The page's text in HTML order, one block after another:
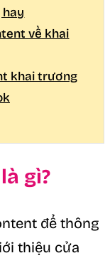
về khai
khai trương
gì?
để thông
thiệu cửa